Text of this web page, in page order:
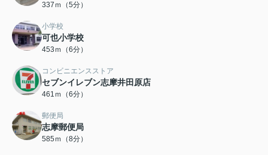
337ｍ（5分）
小学校
可也小学校
453ｍ（6分）
コンビニエンスストア
セブンイレブン志摩井田原店
461ｍ（6分）
郵便局
志摩郵便局
585ｍ（8分）